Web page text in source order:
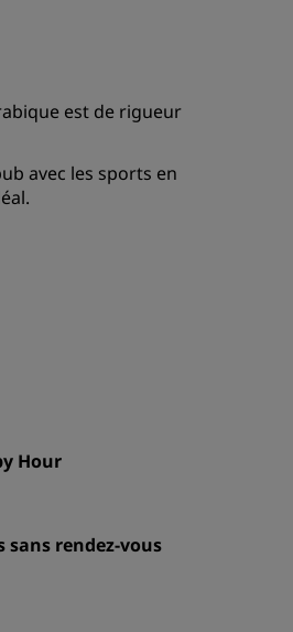
est de rigueur
avec les sports en
Hour
sans rendez-vous